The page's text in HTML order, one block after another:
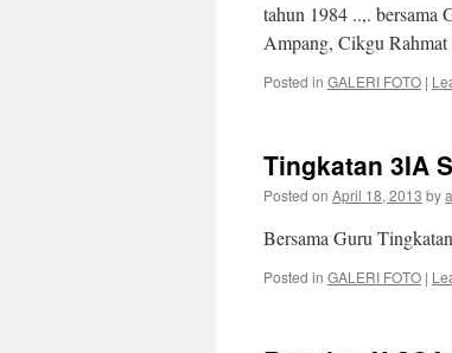
tahun 1984 ..,. bersama
Ampang, Cikgu Rahmat
Posted in GALERI FOTO |
Tingkatan 3IA
Posted on April 18, 2013 by
Bersama Guru
Posted in GALERI FOTO |